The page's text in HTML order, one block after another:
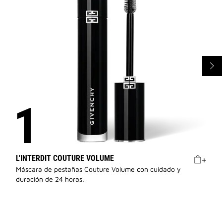
L'INTERDIT COUTURE VOLUME
Máscara de pestañas Couture Volume con cuidado y
duración de 24 horas.